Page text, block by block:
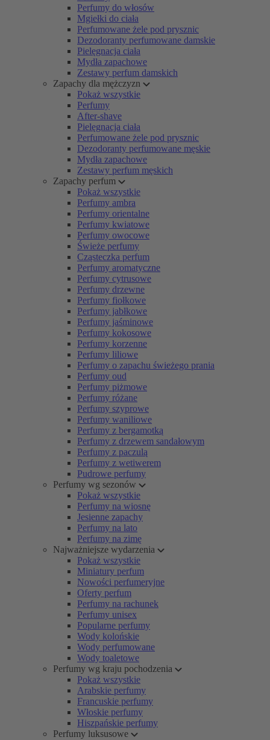
Perfumy do włosów
Mgiełki do ciała
Perfumowane żele pod prysznic
Dezodoranty perfumowane damskie
Pielęgnacja ciała
Mydła zapachowe
Zestawy perfum damskich
Zapachy dla mężczyzn
Pokaż wszystkie
Perfumy
After-shave
Pielęgnacja ciała
Perfumowane żele pod prysznic
Dezodoranty perfumowane męskie
Mydła zapachowe
Zestawy perfum męskich
Zapachy perfum
Pokaż wszystkie
Perfumy ambra
Perfumy orientalne
Perfumy kwiatowe
Perfumy owocowe
Świeże perfumy
Cząsteczka perfum
Perfumy aromatyczne
Perfumy cytrusowe
Perfumy drzewne
Perfumy fiołkowe
Perfumy jabłkowe
Perfumy jaśminowe
Perfumy kokosowe
Perfumy korzenne
Perfumy liliowe
Perfumy o zapachu świeżego prania
Perfumy oud
Perfumy piżmowe
Perfumy różane
Perfumy szyprowe
Perfumy waniliowe
Perfumy z bergamotką
Perfumy z drzewem sandałowym
Perfumy z paczulą
Perfumy z wetiwerem
Pudrowe perfumy
Perfumy wg sezonów
Pokaż wszystkie
Perfumy na wiosnę
Jesienne zapachy
Perfumy na lato
Perfumy na zimę
Najważniejsze wydarzenia
Pokaż wszystkie
Miniatury perfum
Nowości perfumeryjne
Oferty perfum
Perfumy na rachunek
Perfumy unisex
Popularne perfumy
Wody kolońskie
Wody perfumowane
Wody toaletowe
Perfumy wg kraju pochodzenia
Pokaż wszystkie
Arabskie perfumy
Francuskie perfumy
Włoskie perfumy
Hiszpańskie perfumy
Perfumy luksusowe